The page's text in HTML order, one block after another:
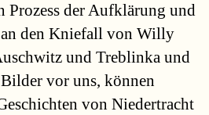
Prozess der Aufklärung und
den Kniefall von Willy
und Treblinka und
vor uns, können
von Niedertracht